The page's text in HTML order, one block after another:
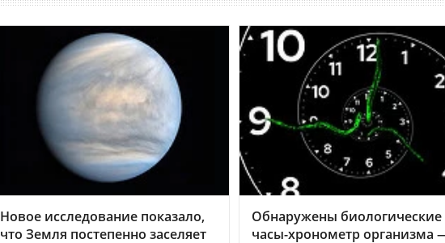
Новое исследование показало,
что Земля постепенно заселяет
Обнаружены биологические
часы-хронометр организма